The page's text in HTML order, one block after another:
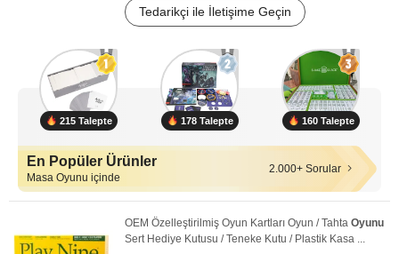
Tedarikçi ile İletişime Geçin
215 Talepte 178 Talepte 160 Talepte
En Popüler Ürünler
Masa Oyunu içinde
2.000+ Sorular
OEM Özelleştirilmiş Oyun Kartları Oyun / Tahta Oyunu
Sert Hediye Kutusu / Teneke Kutu / Plastik Kasa ...